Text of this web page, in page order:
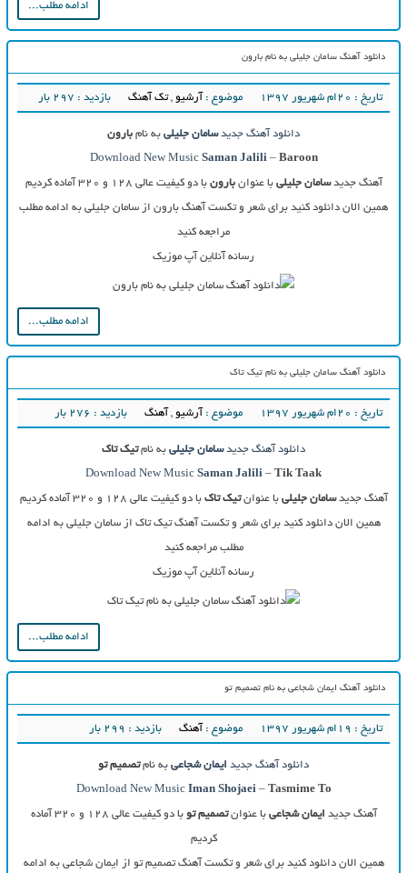
ادامه مطلب...
دانلود آهنگ سامان جلیلی به نام بارون
تاریخ : ۲۰ام شهریور ۱۳۹۷ موضوع : آرشیو ,تک آهنگ بازدید : 297 بار
دانلود آهنگ جدید سامان جلیلی به نام بارون
Download New Music Saman Jalili– Baroon
آهنگ جدیدسامان جلیلی با عنوانبارون با دو کیفیت عالی ۱۲۸ و ۳۲۰ آماده کردیم
همین الان دانلود کنید برای شعر و تکست آهنگ بارون از سامان جلیلی به ادامه مطلب
مراجعه کنید
رسانه آنلاین آپ موزیک
ادامه مطلب...
دانلود آهنگ سامان جلیلی به نام تیک تاک
تاریخ : ۲۰ام شهریور ۱۳۹۷ موضوع : آرشیو , آهنگ بازدید : 276 بار
دانلود آهنگ جدید سامان جلیلی به نامتیک تاک
Download New Music Saman Jalili – Tik Taak
آهنگ جدیدسامان جلیلی با عنوانتیک تاک با دو کیفیت عالی ۱۲۸ و ۳۲۰ آماده کردیم
همین الان دانلود کنید برای شعر و تکست آهنگ تیک تاک از سامان جلیلی به ادامه
مطلب مراجعه کنید
رسانه آنلاین آپ موزیک
ادامه مطلب...
دانلود آهنگ ایمان شجاعی به نام تصمیم تو
تاریخ : ۱۹ام شهریور ۱۳۹۷ موضوع : آهنگ بازدید : 299 بار
دانلود آهنگ جدید ایمان شجاعی به نامتصمیم تو
Download New Music Iman Shojaei– Tasmime To
آهنگ جدید ایمان شجاعی با عنوانتصمیم تو با دو کیفیت عالی ۱۲۸ و ۳۲۰ آماده
کردیم
همین الان دانلود کنید برای شعر و تکست آهنگ تصمیم تو از ایمان شجاعی به ادامه